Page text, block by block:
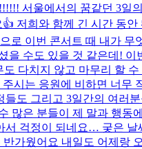
서울에서의 꿈같던 3
저희와 함께 긴 시간 동
로 이번 콘서트 때 내가
수도 있을 것 같은데!
다치지 않고 마무리 할
시는 응원에 비하면 너무
그리고 3일간의 여러
많은 분들이 제 말과 행동
걱정이 되네요… 궂은
가웠어요 내일도 어제랑